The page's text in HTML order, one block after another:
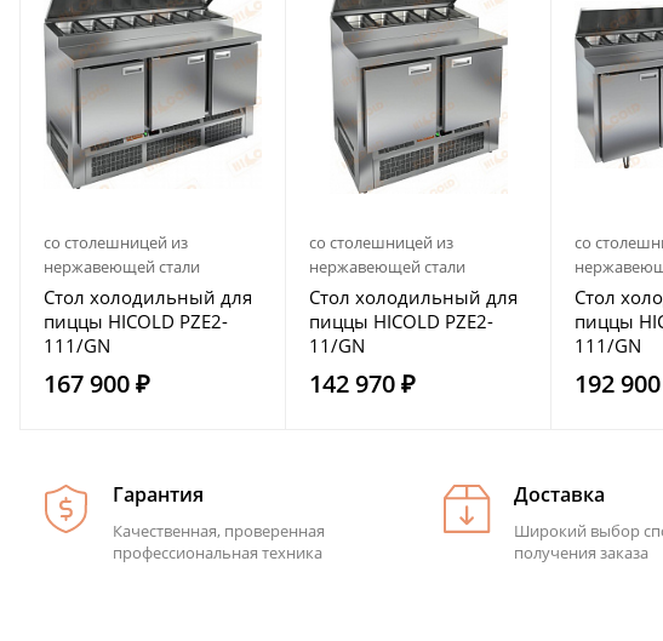
со столешницей из
нержавеющей стали
Стол холодильный для
пиццы HICOLD PZE2-
111/GN
167 900 ₽
со столешницей из
нержавеющей стали
Стол холодильный для
пиццы HICOLD PZE2-
11/GN
142 970 ₽
со
Стол
пиццы
111/GN
192
Гарантия
Качественная, проверенная
профессиональная техника
Доставка
Широкий выбор
получения заказа